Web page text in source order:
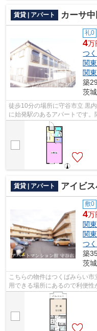
賃貸 | アパート カーサ中
礼0
4万
つ
関
関
築
茨
徒歩10分の場所に守谷市立 黒
に始発駅のあるアパートです
47-1281よりアパートマンショ
賃貸 | アパート アイビス
敷0
4万
関
関
つ
築
茨
こちらの物件はつくばみらい
用できる場所にあるので利便
み捨てができるのが魅力です。